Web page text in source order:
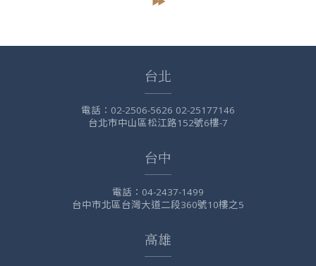
台北
電話： 02-2506-5626 02-25177146
台北市中山區松江路152號6樓-7
台中
電話： 04-2437-1499
台中市北區台灣大道二段360號10樓之5
高雄